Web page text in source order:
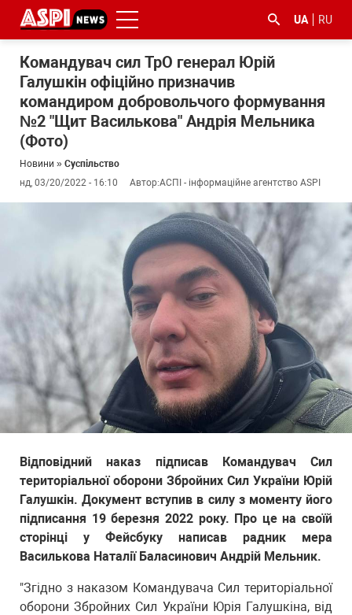
UA RU
Командувач сил ТрО генерал Юрій
Галушкін офіційно призначив
командиром добровольчого формування
№2 "Щит Василькова" Андрія Мельника
(Фото)
Новини » Суспільство
нд, 03/20/2022 - 16:10
Автор:АСПІ - інформаційне агентство ASPI
Відповідний наказ підписав Командувач Сил
територіальної оборони Збройних Сил України Юрій
Галушкін. Документ вступив в силу з моменту його
підписання 19 березня 2022 року. Про це на своїй
сторінці у Фейсбуку написав радник мера
Василькова Наталії Баласинович Андрій Мельник.
"Згідно з наказом Командувача Сил територіальної
оборони Збройних Сил України Юрія Галушкіна, від
#ООС
#боротьба
#ДФС #Київ #коронавірус